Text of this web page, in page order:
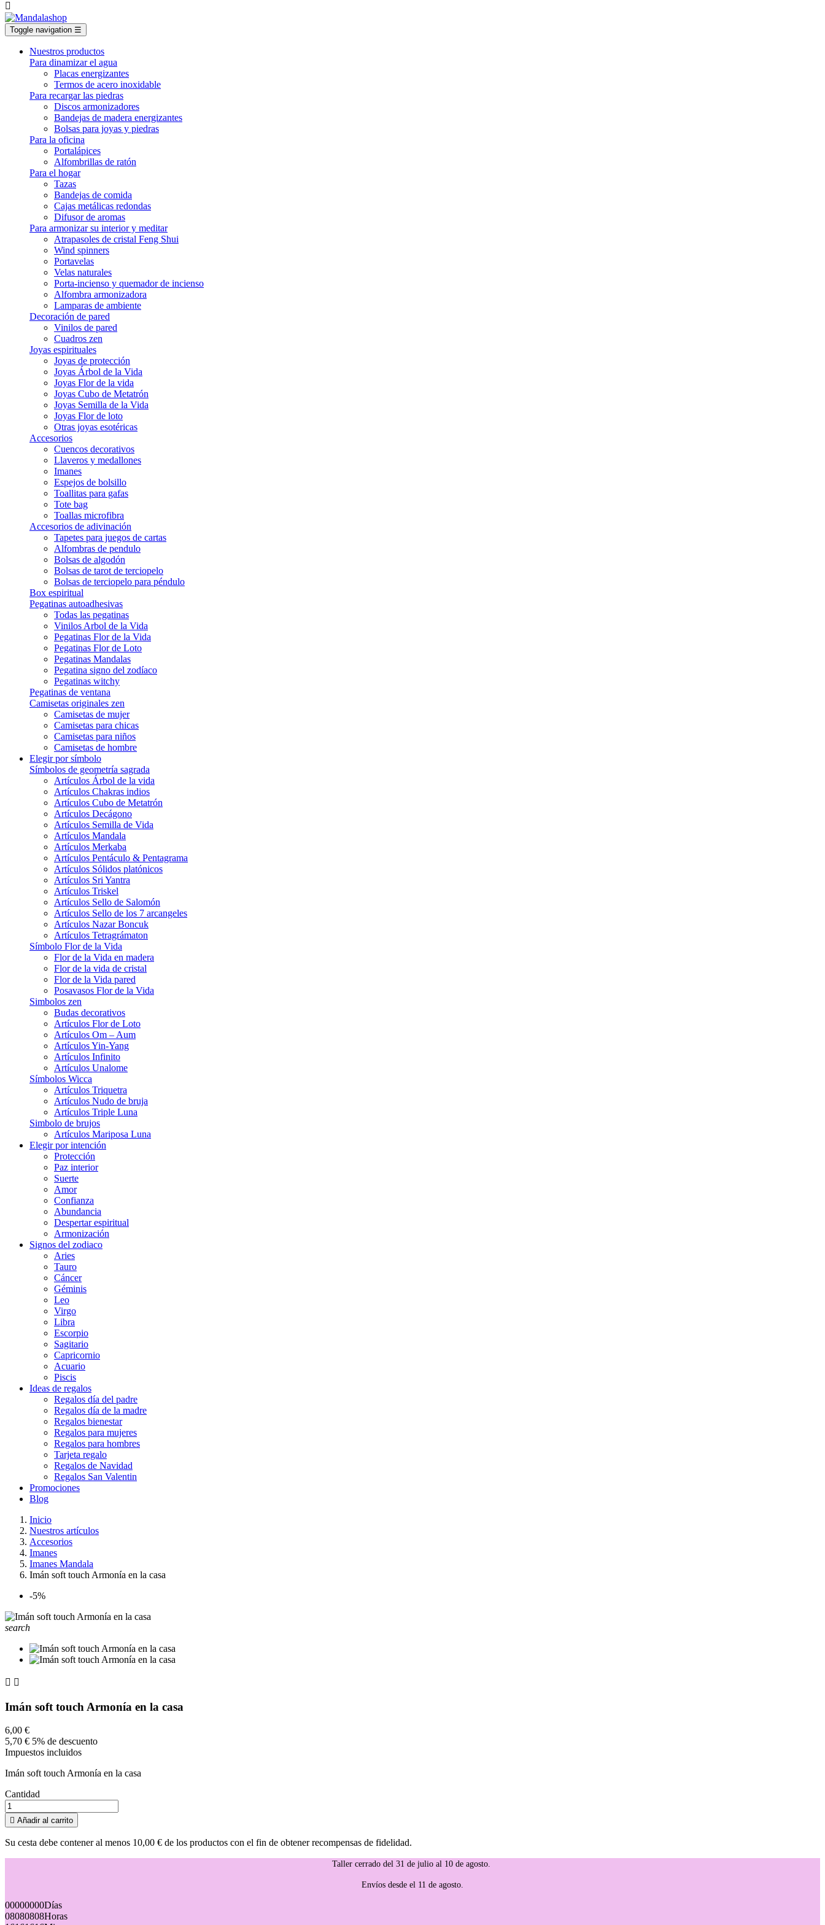

Toggle navigation ☰
Nuestros productos
Para dinamizar el agua
Placas energizantes
Termos de acero inoxidable
Para recargar las piedras
Discos armonizadores
Bandejas de madera energizantes
Bolsas para joyas y piedras
Para la oficina
Portalápices
Alfombrillas de ratón
Para el hogar
Tazas
Bandejas de comida
Cajas metálicas redondas
Difusor de aromas
Para armonizar su interior y meditar
Atrapasoles de cristal Feng Shui
Wind spinners
Portavelas
Velas naturales
Porta-incienso y quemador de incienso
Alfombra armonizadora
Lamparas de ambiente
Decoración de pared
Vinilos de pared
Cuadros zen
Joyas espirituales
Joyas de protección
Joyas Árbol de la Vida
Joyas Flor de la vida
Joyas Cubo de Metatrón
Joyas Semilla de la Vida
Joyas Flor de loto
Otras joyas esotéricas
Accesorios
Cuencos decorativos
Llaveros y medallones
Imanes
Espejos de bolsillo
Toallitas para gafas
Tote bag
Toallas microfibra
Accesorios de adivinación
Tapetes para juegos de cartas
Alfombras de pendulo
Bolsas de algodón
Bolsas de tarot de terciopelo
Bolsas de terciopelo para péndulo
Box espiritual
Pegatinas autoadhesivas
Todas las pegatinas
Vinilos Arbol de la Vida
Pegatinas Flor de la Vida
Pegatinas Flor de Loto
Pegatinas Mandalas
Pegatina signo del zodíaco
Pegatinas witchy
Pegatinas de ventana
Camisetas originales zen
Camisetas de mujer
Camisetas para chicas
Camisetas para niños
Camisetas de hombre
Elegir por símbolo
Símbolos de geometría sagrada
Artículos Árbol de la vida
Artículos Chakras indios
Artículos Cubo de Metatrón
Artículos Decágono
Artículos Semilla de Vida
Artículos Mandala
Artículos Merkaba
Artículos Pentáculo & Pentagrama
Artículos Sólidos platónicos
Artículos Sri Yantra
Artículos Triskel
Artículos Sello de Salomón
Artículos Sello de los 7 arcangeles
Artículos Nazar Boncuk
Artículos Tetragrámaton
Símbolo Flor de la Vida
Flor de la Vida en madera
Flor de la vida de cristal
Flor de la Vida pared
Posavasos Flor de la Vida
Simbolos zen
Budas decorativos
Artículos Flor de Loto
Artículos Om – Aum
Artículos Yin-Yang
Artículos Infinito
Artículos Unalome
Símbolos Wicca
Artículos Triquetra
Artículos Nudo de bruja
Artículos Triple Luna
Simbolo de brujos
Artículos Mariposa Luna
Elegir por intención
Protección
Paz interior
Suerte
Amor
Confianza
Abundancia
Despertar espiritual
Armonización
Signos del zodiaco
Aries
Tauro
Cáncer
Géminis
Leo
Virgo
Libra
Escorpio
Sagitario
Capricornio
Acuario
Piscis
Ideas de regalos
Regalos día del padre
Regalos día de la madre
Regalos bienestar
Regalos para mujeres
Regalos para hombres
Tarjeta regalo
Regalos de Navidad
Regalos San Valentin
Promociones
Blog
Inicio
Nuestros artículos
Accesorios
Imanes
Imanes Mandala
Imán soft touch Armonía en la casa
-5%
search
 
Imán soft touch Armonía en la casa
6,00 €
5,70 € 5% de descuento
Impuestos incluidos
Imán soft touch Armonía en la casa
Cantidad
 Añadir al carrito
Su cesta debe contener al menos 10,00 € de los productos con el fin de obtener recompensas de fidelidad.
Taller cerrado del 31 de julio al 10 de agosto.
Envíos desde el 11 de agosto.
00000000Días
08080808Horas